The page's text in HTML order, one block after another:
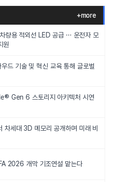
+more
용 적외선 LED 공급 ··· 운전자 모
원
드 기술 및 혁신 교육 통해 글로벌
Gen 6 스토리지 아키텍처 시연
세대 3D 메모리 공개하며 미래 비
2026 개막 기조연설 맡는다